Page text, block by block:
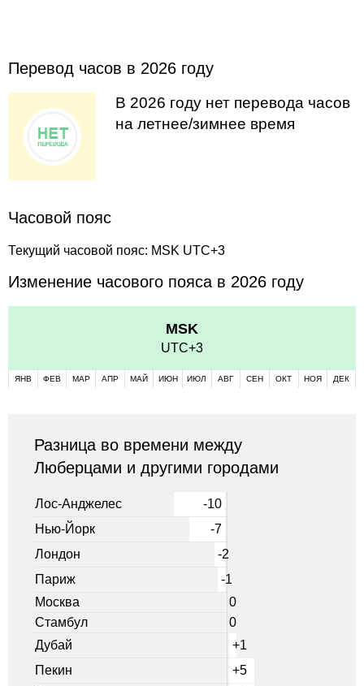
Перевод часов в 2026 году
В 2026 году нет перевода часов
на летнее/зимнее время
Часовой пояс
Текущий часовой пояс: MSK UTC+3
Изменение часового пояса в 2026 году
MSK
UTC+3
ЯНВ ФЕВ МАР АПР МАЙ ИЮН ИЮЛ АВГ СЕН ОКТ НОЯ ДЕК
Разница во времени между
Люберцами и другими городами
Лос-Анджелес
-10
Нью-Йорк
-7
Лондон
-2
Париж
-1
Москва
0
Стамбул
0
Дубай
+1
Пекин
+5